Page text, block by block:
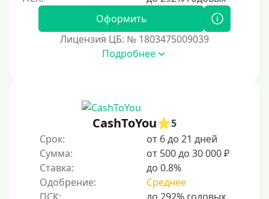
5000 руб
12000 руб
15000 руб
20000 руб
Оформить
Лицензия ЦБ: № 1803475009039
Подробнее
CashToYou
5
Срок:
от 6 до 21 дней
Сумма:
от 500 до 30 000 ₽
Ставка:
до 0.8%
Одобрение:
Среднее